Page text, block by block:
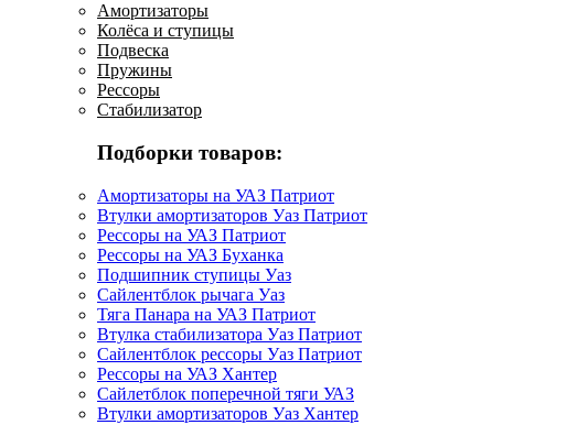
Амортизаторы
Колёса и ступицы
Подвеска
Пружины
Рессоры
Стабилизатор
Подборки товаров:
Амортизаторы на УАЗ Патриот
Втулки амортизаторов Уаз Патриот
Рессоры на УАЗ Патриот
Рессоры на УАЗ Буханка
Подшипник ступицы Уаз
Сайлентблок рычага Уаз
Тяга Панара на УАЗ Патриот
Втулка стабилизатора Уаз Патриот
Сайлентблок рессоры Уаз Патриот
Рессоры на УАЗ Хантер
Сайлетблок поперечной тяги УАЗ
Втулки амортизаторов Уаз Хантер